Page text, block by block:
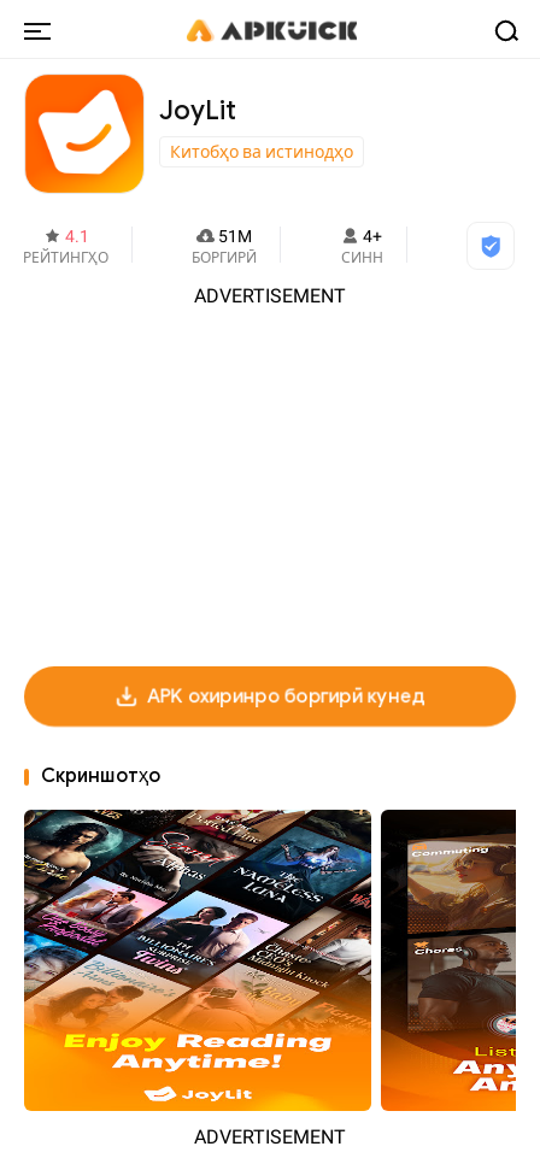
JoyLit
Китобҳо ва истинодҳо
4.1
РЕЙТИНГҲО
51M
БОРГИРӢ
4+
СИНН
ADVERTISEMENT
APK охиринро боргирӣ кунед
Скриншотҳо
ADVERTISEMENT